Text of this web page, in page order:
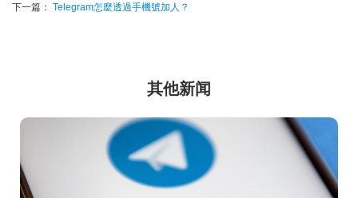
下一篇： Telegram怎麼透過手機號加人？
其他新闻